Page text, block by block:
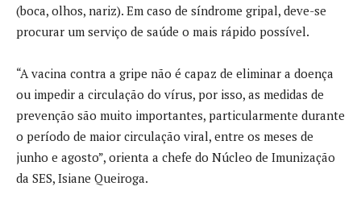
(boca, olhos, nariz). Em caso de síndrome gripal, deve-se
procurar um serviço de saúde o mais rápido possível.
“A vacina contra a gripe não é capaz de eliminar a doença
ou impedir a circulação do vírus, por isso, as medidas de
prevenção são muito importantes, particularmente durante
o período de maior circulação viral, entre os meses de
junho e agosto”, orienta a chefe do Núcleo de Imunização
da SES, Isiane Queiroga.